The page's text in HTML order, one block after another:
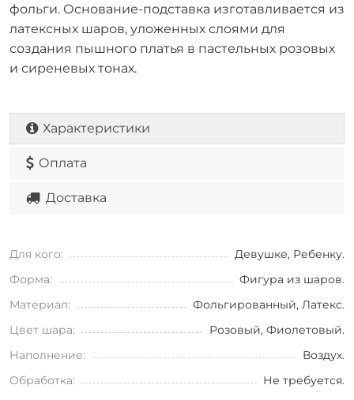
фольги. Основание-подставка изготавливается из
латексных шаров, уложенных слоями для
создания пышного платья в пастельных розовых
и сиреневых тонах.
Характеристики
Оплата
Доставка
Для кого:
Девушке, Ребенку.
Форма:
Фигура из шаров.
Материал:
Фольгированный, Латекс.
Цвет шара:
Розовый, Фиолетовый.
Наполнение:
Воздух.
Обработка:
Не требуется.